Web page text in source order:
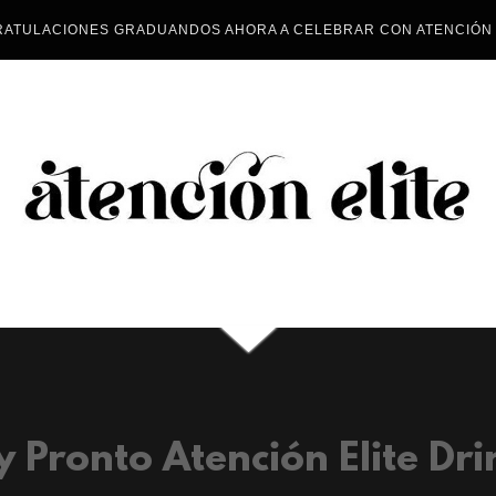
GRADUANDOS AHORA A CELEBRAR CON
Pronto Atención Elite